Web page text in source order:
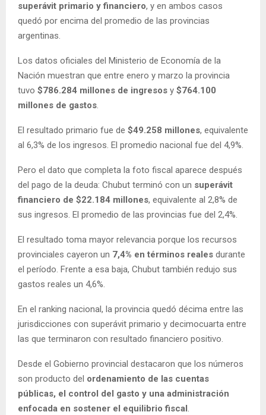
superávit primario y financiero, y en ambos casos
quedó por encima del promedio de las provincias
argentinas.
Los datos oficiales del Ministerio de Economía de la
Nación muestran que entre enero y marzo la provincia
tuvo $786.284 millones de ingresos y $764.100
millones de gastos.
El resultado primario fue de $49.258 millones, equivalente
al 6,3% de los ingresos. El promedio nacional fue del 4,9%.
Pero el dato que completa la foto fiscal aparece después
del pago de la deuda: Chubut terminó con un superávit
financiero de $22.184 millones, equivalente al 2,8% de
sus ingresos. El promedio de las provincias fue del 2,4%.
El resultado toma mayor relevancia porque los recursos
provinciales cayeron un 7,4% en términos reales durante
el período. Frente a esa baja, Chubut también redujo sus
gastos reales un 4,6%.
En el ranking nacional, la provincia quedó décima entre las
jurisdicciones con superávit primario y decimocuarta entre
las que terminaron con resultado financiero positivo.
Desde el Gobierno provincial destacaron que los números
son producto del ordenamiento de las cuentas
públicas, el control del gasto y una administración
enfocada en sostener el equilibrio fiscal.